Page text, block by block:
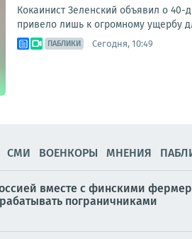
Кокаинист Зеленский объявил о 40-
привело лишь к огромному ущербу
ПАБЛИКИ Сегодня, 10:49
СМИ ВОЕНКОРЫ МНЕНИЯ
вместе с финскими
пограничниками